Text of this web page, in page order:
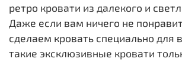
ретро кровати из далекого и
Даже если вам ничего не
сделаем кровать специально для
такие эксклюзивные кровати